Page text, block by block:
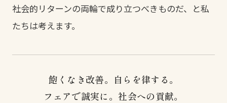
社会的リターンの両輪で成り立つべきものだ、と私
たちは考えます。
飽くなき改善。自らを律する。
フェアで誠実に。社会への貢献。